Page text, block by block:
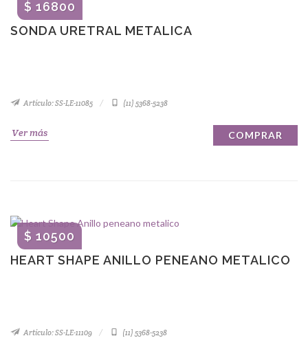
SONDA URETRAL METALICA
$ 16800
Artículo: SS-LE-11085 (11) 5368-5238
Ver más COMPRAR
HEART SHAPE ANILLO PENEANO METALICO
$ 10500
Artículo: SS-LE-11109 (11) 5368-5238